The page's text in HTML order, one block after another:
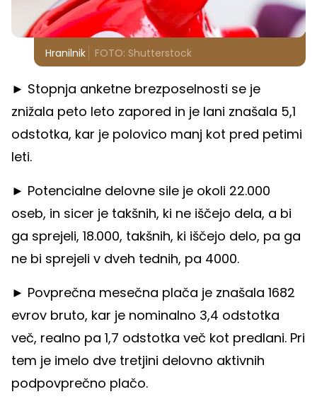
Hranilnik FOTO: Shutterstock
► Stopnja anketne brezposelnosti se je
znižala peto leto zapored in je lani znašala 5,1
odstotka, kar je polovico manj kot pred petimi
leti.
► Potencialne delovne sile je okoli 22.000
oseb, in sicer je takšnih, ki ne iščejo dela, a bi
ga sprejeli, 18.000, takšnih, ki iščejo delo, pa ga
ne bi sprejeli v dveh tednih, pa 4000.
► Povprečna mesečna plača je znašala 1682
evrov bruto, kar je nominalno 3,4 odstotka
več, realno pa 1,7 odstotka več kot predlani. Pri
tem je imelo dve tretjini delovno aktivnih
podpovprečno plačo.